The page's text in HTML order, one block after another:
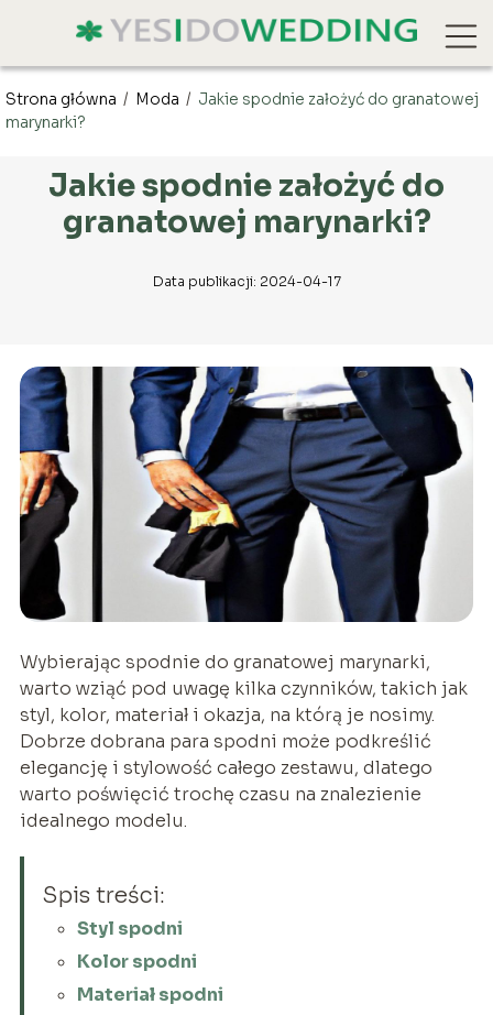
Strona główna / Moda / Jakie spodnie założyć do granatowej
marynarki?
Jakie spodnie założyć do
granatowej marynarki?
Data publikacji: 2024-04-17
Wybierając spodnie do granatowej marynarki,
warto wziąć pod uwagę kilka czynników, takich jak
styl, kolor, materiał i okazja, na którą je nosimy.
Dobrze dobrana para spodni może podkreślić
elegancję i stylowość całego zestawu, dlatego
warto poświęcić trochę czasu na znalezienie
idealnego modelu.
Spis treści:
Styl spodni
Kolor spodni
Materiał spodni